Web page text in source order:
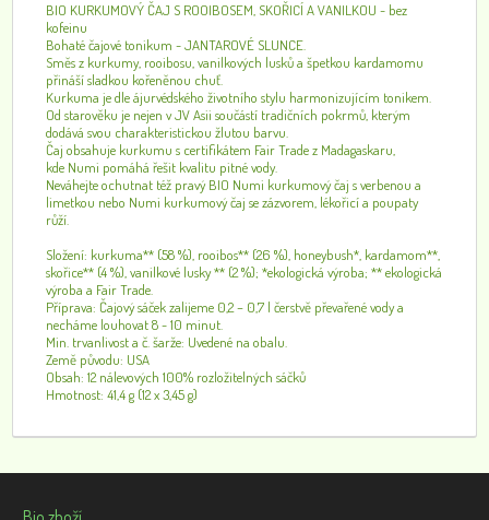
BIO KURKUMOVÝ ČAJ S ROOIBOSEM, SKOŘICÍ A VANILKOU - bez
kofeinu
Bohaté čajové tonikum - JANTAROVÉ SLUNCE.
Směs z kurkumy, rooibosu, vanilkových lusků a špetkou kardamomu
přináší sladkou kořeněnou chuť.
Kurkuma je dle ájurvédského životního stylu harmonizujícím tonikem.
Od starověku je nejen v JV Asii součástí tradičních pokrmů, kterým
dodává svou charakteristickou žlutou barvu.
Čaj obsahuje kurkumu s certifikátem Fair Trade z Madagaskaru,
kde Numi pomáhá řešit kvalitu pitné vody.
Neváhejte ochutnat též pravý BIO Numi kurkumový čaj s verbenou a
limetkou nebo Numi kurkumový čaj se zázvorem, lékořicí a poupaty
růží.
Složení: kurkuma** (58 %), rooibos** (26 %), honeybush*, kardamom**,
skořice** (4 %), vanilkové lusky ** (2 %); *ekologická výroba; ** ekologická
výroba a Fair Trade.
Příprava: Čajový sáček zalijeme 0,2 – 0,7 l čerstvě převařené vody a
necháme louhovat 8 - 10 minut.
Min. trvanlivost a č. šarže: Uvedené na obalu.
Země původu: USA
Obsah: 12 nálevových 100% rozložitelných sáčků
Hmotnost: 41,4 g (12 x 3,45 g)